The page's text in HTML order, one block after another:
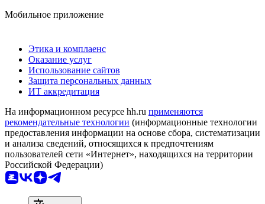
Мобильное приложение
Этика и комплаенс
Оказание услуг
Использование сайтов
Защита персональных данных
ИТ аккредитация
На информационном ресурсе hh.ru применяются
рекомендательные технологии (информационные технологии
предоставления информации на основе сбора, систематизации
и анализа сведений, относящихся к предпочтениям
пользователей сети «Интернет», находящихся на территории
Российской Федерации)